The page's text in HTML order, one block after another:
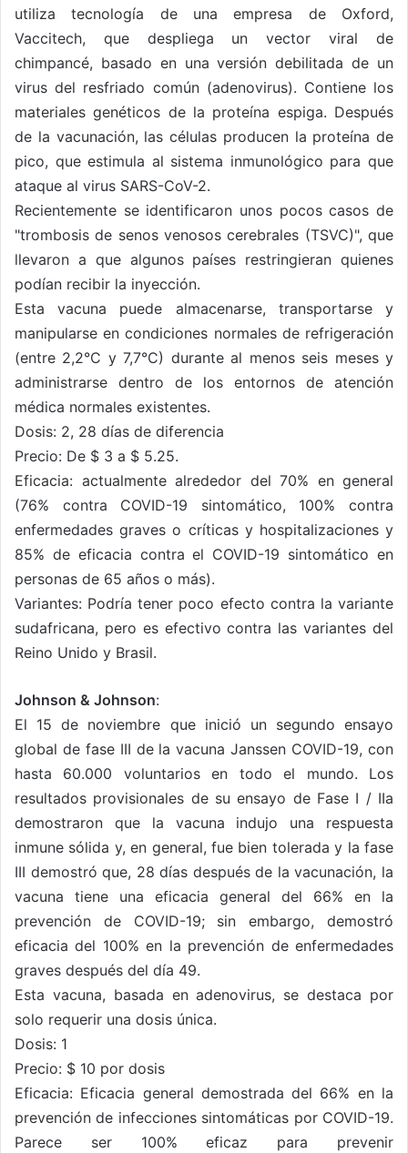
utiliza tecnología de una empresa de Oxford,
Vaccitech, que despliega un vector viral de
chimpancé, basado en una versión debilitada de un
virus del resfriado común (adenovirus). Contiene los
materiales genéticos de la proteína espiga. Después
de la vacunación, las células producen la proteína de
pico, que estimula al sistema inmunológico para que
ataque al virus SARS-CoV-2.
Recientemente se identificaron unos pocos casos de
"trombosis de senos venosos cerebrales (TSVC)", que
llevaron a que algunos países restringieran quienes
podían recibir la inyección.
Esta vacuna puede almacenarse, transportarse y
manipularse en condiciones normales de refrigeración
(entre 2,2°C y 7,7°C) durante al menos seis meses y
administrarse dentro de los entornos de atención
médica normales existentes.
Dosis: 2, 28 días de diferencia
Precio: De $ 3 a $ 5.25.
Eficacia: actualmente alrededor del 70% en general
(76% contra COVID-19 sintomático, 100% contra
enfermedades graves o críticas y hospitalizaciones y
85% de eficacia contra el COVID-19 sintomático en
personas de 65 años o más).
Variantes: Podría tener poco efecto contra la variante
sudafricana, pero es efectivo contra las variantes del
Reino Unido y Brasil.
Johnson & Johnson:
El 15 de noviembre que inició un segundo ensayo
global de fase III de la vacuna Janssen COVID-19, con
hasta 60.000 voluntarios en todo el mundo. Los
resultados provisionales de su ensayo de Fase I / IIa
demostraron que la vacuna indujo una respuesta
inmune sólida y, en general, fue bien tolerada y la fase
III demostró que, 28 días después de la vacunación, la
vacuna tiene una eficacia general del 66% en la
prevención de COVID-19; sin embargo, demostró
eficacia del 100% en la prevención de enfermedades
graves después del día 49.
Esta vacuna, basada en adenovirus, se destaca por
solo requerir una dosis única.
Dosis: 1
Precio: $ 10 por dosis
Eficacia: Eficacia general demostrada del 66% en la
prevención de infecciones sintomáticas por COVID-19.
Parece ser 100% eficaz para prevenir